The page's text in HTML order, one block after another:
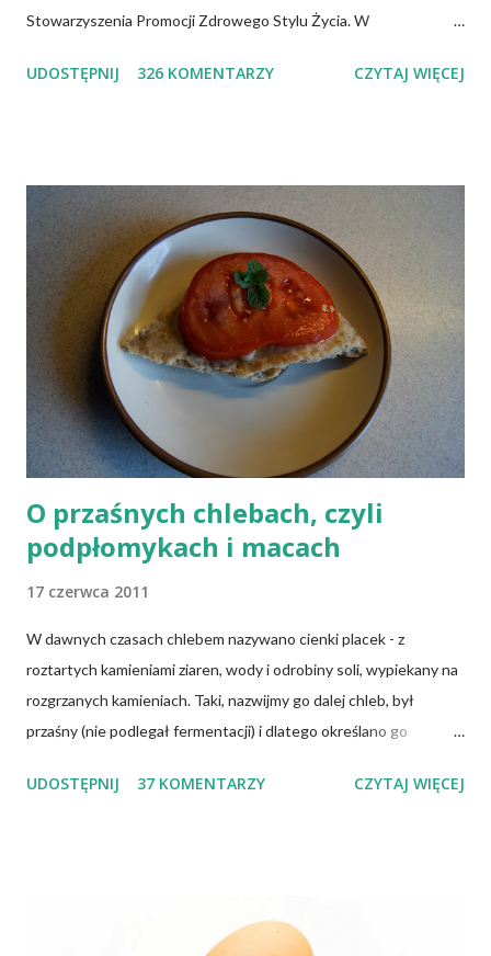
Stowarzyszenia Promocji Zdrowego Stylu Życia. W
posiadamy odnośnie witaminy B12 w świetle aktualnych
weganie (ludzie, którzy nie spożywają mięsa i produktów
pochodzenia zwierzęcego), laktoowowegetarianie (osoby, które
nie spożywają produktów mięsnych, ale włączają do diety
produkty pochodzenia zwierzęcego, takie jak mleko, przetwory
mleczne i jajka), osoby po 50 roku życia, niezależnie od ich diety,
osoby, które poddały się operacji żołądka lub którym wycięto
dolną część jelita cienkiego, a także osoby chorujące na AIDS.
Inni, w tym np. osoby chorujące na cukrzycę, a także każ...
UDOSTĘPNIJ 326 KOMENTARZY CZYTAJ WIĘCEJ
O przaśnych chlebach, czyli
podpłomykach i macach
17 czerwca 2011
W dawnych czasach chlebem nazywano cienki placek - z
roztartych kamieniami ziaren, wody i odrobiny soli, wypiekany na
rozgrzanych kamieniach. Taki, nazwijmy go dalej chleb, był
przaśny (nie podlegał fermentacji) i dlatego określano go
podpłomykami. Hindusi mówią o nim czapatti, Żydzi maca, a
przeciwieństwie do świeżego pieczywa na drożdżach czy
UDOSTĘPNIJ 37 KOMENTARZY CZYTAJ WIĘCEJ